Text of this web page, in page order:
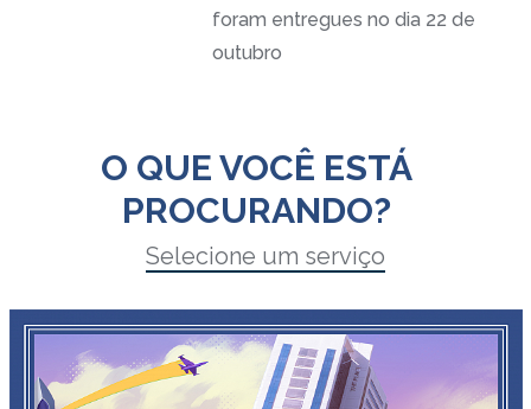
foram entregues no dia 22 de
outubro
O QUE VOCÊ ESTÁ
PROCURANDO?
Selecione um serviço